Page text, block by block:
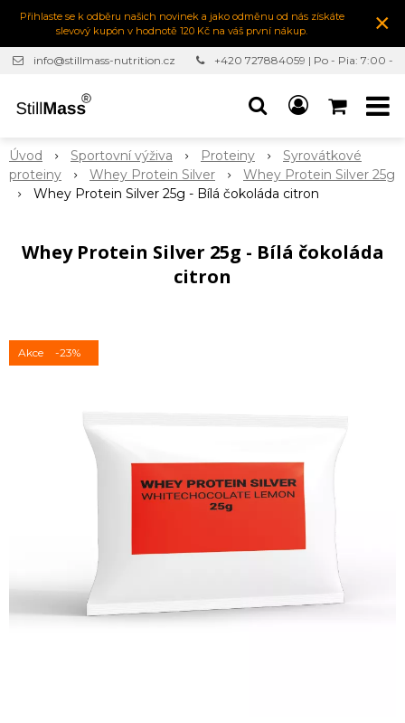
Přihlaste se k odběru našich novinek a jako odměnu od nás získáte
slevový kupón v hodnotě 120 Kč na váš první nákup.
×
info@stillmass-nutrition.cz
+420 727884059 | Po - Pia: 7:00 -
Úvod Sportovní výživa Proteiny
Syrovátkové
proteiny
Whey Protein Silver
Whey Protein Silver 25g
Whey Protein Silver 25g - Bílá čokoláda citron
Whey Protein Silver 25g - Bílá čokoláda
citron
Akce -23%